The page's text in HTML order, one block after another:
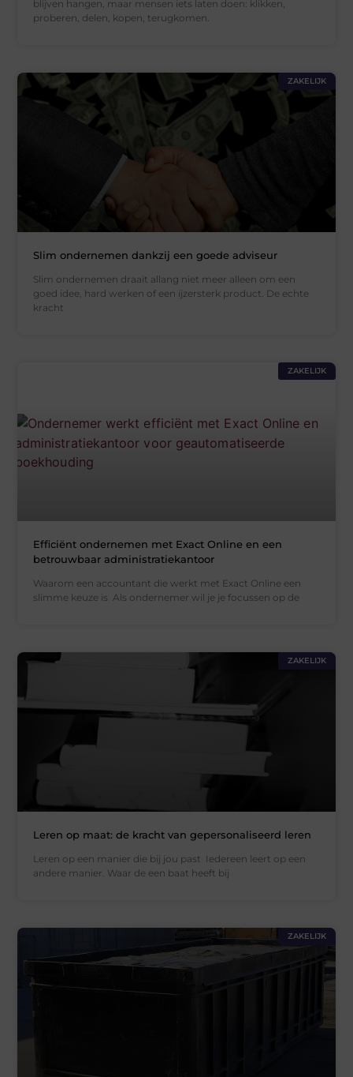
blijven hangen, maar mensen iets laten doen: klikken,
proberen, delen, kopen, terugkomen.
ZAKELIJK
Slim ondernemen dankzij een goede adviseur
Slim ondernemen draait allang niet meer alleen om een
goed idee, hard werken of een ijzersterk product. De echte
kracht
ZAKELIJK
Efficiënt ondernemen met Exact Online en een
betrouwbaar administratiekantoor
Waarom een accountant die werkt met Exact Online een
slimme keuze is Als ondernemer wil je je focussen op de
ZAKELIJK
Leren op maat: de kracht van gepersonaliseerd leren
Leren op een manier die bij jou past Iedereen leert op een
andere manier. Waar de een baat heeft bij
ZAKELIJK